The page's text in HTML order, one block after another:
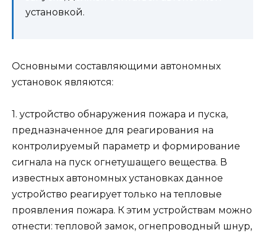
установкой.
Основными составляющими автономных
установок являются:
1. устройство обнаружения пожара и пуска,
предназначенное для реагирования на
контролируемый параметр и формирование
сигнала на пуск огнетушащего вещества. В
известных автономных установках данное
устройство реагирует только на тепловые
проявления пожара. К этим устройствам можно
отнести: тепловой замок, огнепроводный шнур,